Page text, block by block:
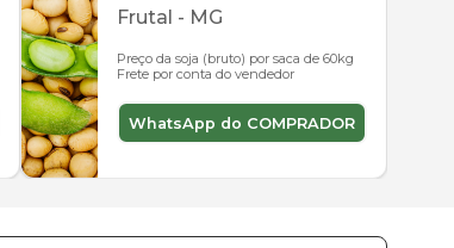
Frutal - MG
Preço da soja (bruto) por saca de 60kg
Frete por conta do vendedor
WhatsApp do COMPRADOR